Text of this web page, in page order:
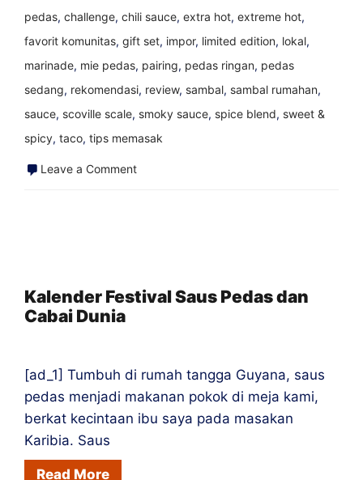
pedas, challenge, chili sauce, extra hot, extreme hot,
favorit komunitas, gift set, impor, limited edition, lokal,
marinade, mie pedas, pairing, pedas ringan, pedas
sedang, rekomendasi, review, sambal, sambal rumahan,
sauce, scoville scale, smoky sauce, spice blend, sweet &
spicy, taco, tips memasak
Leave a Commenton
&
Lokal
Kalender Festival Saus Pedas dan
Cabai Dunia
[ad_1] Tumbuh di rumah tangga Guyana, saus
pedas menjadi makanan pokok di meja kami,
berkat kecintaan ibu saya pada masakan
Karibia. Saus
Read More